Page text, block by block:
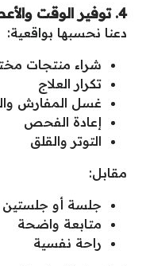
4. توفير الوقت والأعصاب
دعنا نحسبها بواقعية:
شراء منتجات
تكرار العلاج
غسل المفارش
إعادة الفحص
التوتر والقلق
مقابل:
جلسة أو
متابعة واضحة
راحة نفسية